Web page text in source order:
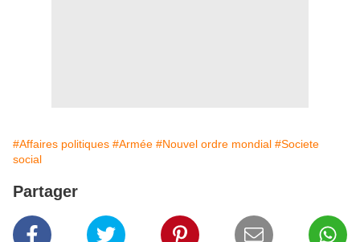
#Affaires politiques #Armée #Nouvel ordre mondial #Societe
social
Partager